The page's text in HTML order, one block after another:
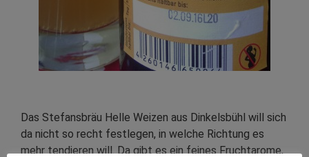
Das Stefansbräu Helle Weizen aus Dinkelsbühl will sich
da nicht so recht festlegen, in welche Richtung es
mehr tendieren will. Da gibt es ein feines Fruchtarome,